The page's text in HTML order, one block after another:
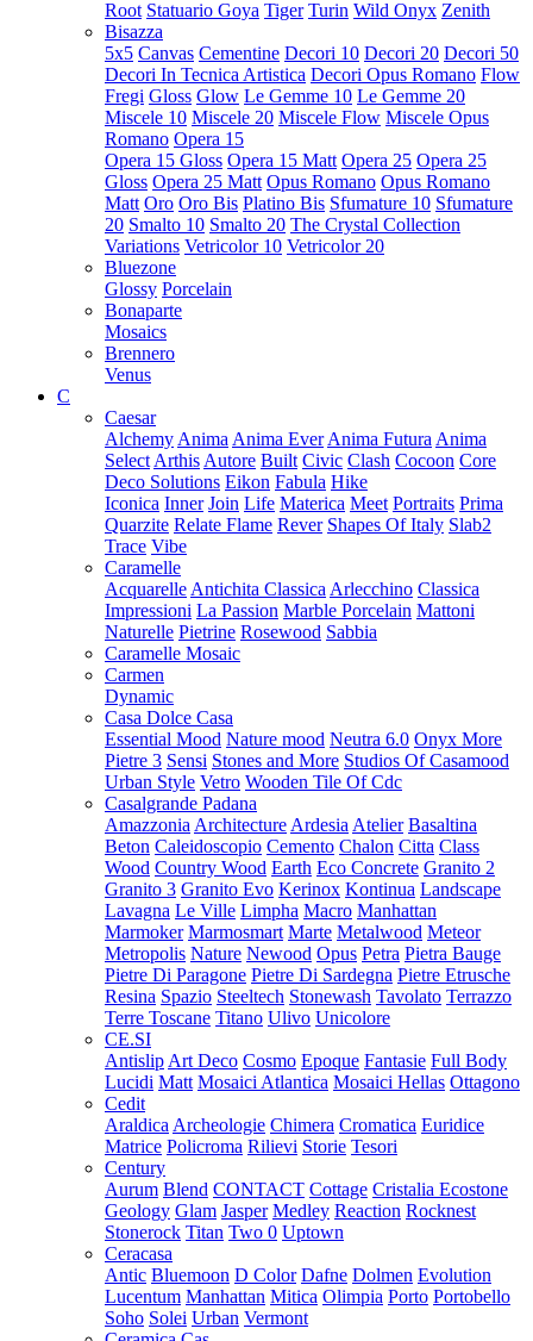
Root Statuario Goya Tiger Turin Wild Onyx Zenith
Bisazza
5x5 Canvas Cementine Decori 10 Decori 20 Decori 50
Decori In Tecnica Artistica Decori Opus Romano Flow
Fregi Gloss Glow Le Gemme 10 Le Gemme 20
Miscele 10 Miscele 20 Miscele Flow Miscele Opus
Romano Opera 15
Opera 15 Gloss Opera 15 Matt Opera 25 Opera 25
Gloss Opera 25 Matt Opus Romano Opus Romano
Matt Oro Oro Bis Platino Bis Sfumature 10 Sfumature
20 Smalto 10 Smalto 20 The Crystal Collection
Variations Vetricolor 10 Vetricolor 20
Bluezone
Glossy Porcelain
Bonaparte
Mosaics
Brennero
Venus
C
Caesar
Alchemy Anima Anima Ever Anima Futura Anima
Select Arthis Autore Built Civic Clash Cocoon Core
Deco Solutions Eikon Fabula Hike
Iconica Inner Join Life Materica Meet Portraits Prima
Quarzite Relate Flame Rever Shapes Of Italy Slab2
Trace Vibe
Caramelle
Acquarelle Antichita Classica Arlecchino Classica
Impressioni La Passion Marble Porcelain Mattoni
Naturelle Pietrine Rosewood Sabbia
Caramelle Mosaic
Carmen
Dynamic
Casa Dolce Casa
Essential Mood Nature mood Neutra 6.0 Onyx More
Pietre 3 Sensi Stones and More Studios Of Casamood
Urban Style Vetro Wooden Tile Of Cdc
Casalgrande Padana
Amazzonia Architecture Ardesia Atelier Basaltina
Beton Caleidoscopio Cemento Chalon Citta Class
Wood Country Wood Earth Eco Concrete Granito 2
Granito 3 Granito Evo Kerinox Kontinua Landscape
Lavagna Le Ville Limpha Macro Manhattan
Marmoker Marmosmart Marte Metalwood Meteor
Metropolis Nature Newood Opus Petra Pietra Bauge
Pietre Di Paragone Pietre Di Sardegna Pietre Etrusche
Resina Spazio Steeltech Stonewash Tavolato Terrazzo
Terre Toscane Titano Ulivo Unicolore
CE.SI
Antislip Art Deco Cosmo Epoque Fantasie Full Body
Lucidi Matt Mosaici Atlantica Mosaici Hellas Ottagono
Cedit
Araldica Archeologie Chimera Cromatica Euridice
Matrice Policroma Rilievi Storie Tesori
Century
Aurum Blend CONTACT Cottage Cristalia Ecostone
Geology Glam Jasper Medley Reaction Rocknest
Stonerock Titan Two 0 Uptown
Ceracasa
Antic Bluemoon D Color Dafne Dolmen Evolution
Lucentum Manhattan Mitica Olimpia Porto Portobello
Soho Solei Urban Vermont